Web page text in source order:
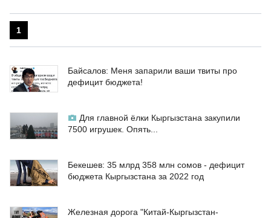
1
Байсалов: Меня запарили ваши твиты про
дефицит бюджета!
Для главной ёлки Кыргызстана закупили
7500 игрушек. Опять...
Бекешев: 35 млрд 358 млн сомов - дефицит
бюджета Кыргызстана за 2022 год
Железная дорога "Китай-Кыргызстан-